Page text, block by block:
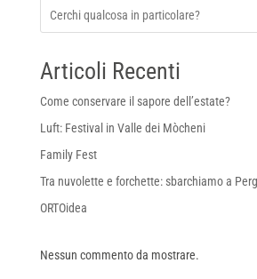
Articoli Recenti
Come conservare il sapore dell’estate?
Luft: Festival in Valle dei Mòcheni
Family Fest
Tra nuvolette e forchette: sbarchiamo a
ORTOidea
Nessun commento da mostrare.